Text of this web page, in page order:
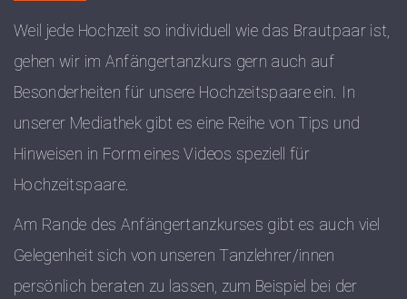
Weil jede Hochzeit so individuell wie das Brautpaar ist,
gehen wir im Anfängertanzkurs gern auch auf
Besonderheiten für unsere Hochzeitspaare ein. In
unserer Mediathek gibt es eine Reihe von Tips und
Hinweisen in Form eines Videos speziell für
Hochzeitspaare.
Am Rande des Anfängertanzkurses gibt es auch viel
Gelegenheit sich von unseren Tanzlehrer/innen
persönlich beraten zu lassen, zum Beispiel bei der